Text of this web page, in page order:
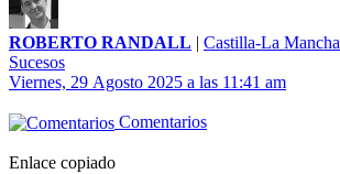
ROBERTO RANDALL | Castilla-La Mancha
Sucesos
Viernes, 29 Agosto 2025 a las 11:41 am
Comentarios
Enlace copiado